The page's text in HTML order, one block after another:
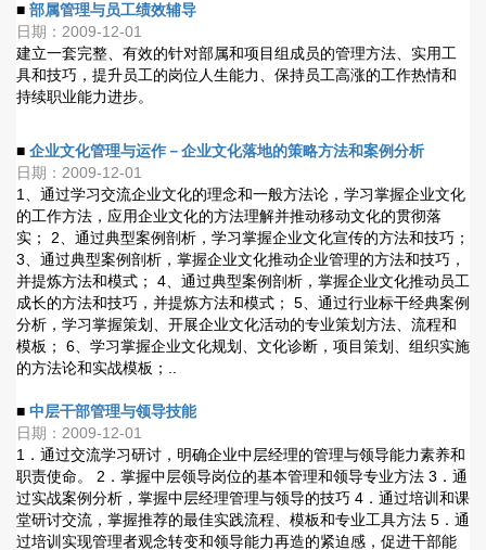
■ 部属管理与员工绩效辅导
日期：2009-12-01
建立一套完整、有效的针对部属和项目组成员的管理方法、实用工
具和技巧，提升员工的岗位人生能力、保持员工高涨的工作热情和
持续职业能力进步。
■ 企业文化管理与运作－企业文化落地的策略方法和案例分析
日期：2009-12-01
1、通过学习交流企业文化的理念和一般方法论，学习掌握企业文化
的工作方法，应用企业文化的方法理解并推动移动文化的贯彻落
实； 2、通过典型案例剖析，学习掌握企业文化宣传的方法和技巧；
3、通过典型案例剖析，掌握企业文化推动企业管理的方法和技巧，
并提炼方法和模式； 4、通过典型案例剖析，掌握企业文化推动员工
成长的方法和技巧，并提炼方法和模式； 5、通过行业标干经典案例
分析，学习掌握策划、开展企业文化活动的专业策划方法、流程和
模板； 6、学习掌握企业文化规划、文化诊断，项目策划、组织实施
的方法论和实战模板；..
■ 中层干部管理与领导技能
日期：2009-12-01
1．通过交流学习研讨，明确企业中层经理的管理与领导能力素养和
职责使命。 2．掌握中层领导岗位的基本管理和领导专业方法 3．通
过实战案例分析，掌握中层经理管理与领导的技巧 4．通过培训和课
堂研讨交流，掌握推荐的最佳实践流程、模板和专业工具方法 5．通
过培训实现管理者观念转变和领导能力再造的紧迫感，促进干部能